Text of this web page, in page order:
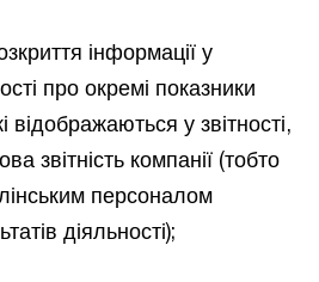
інформації у
про окремі показники
відображаються у звітності,
звітність компанії (тобто
персоналом
діяльності);